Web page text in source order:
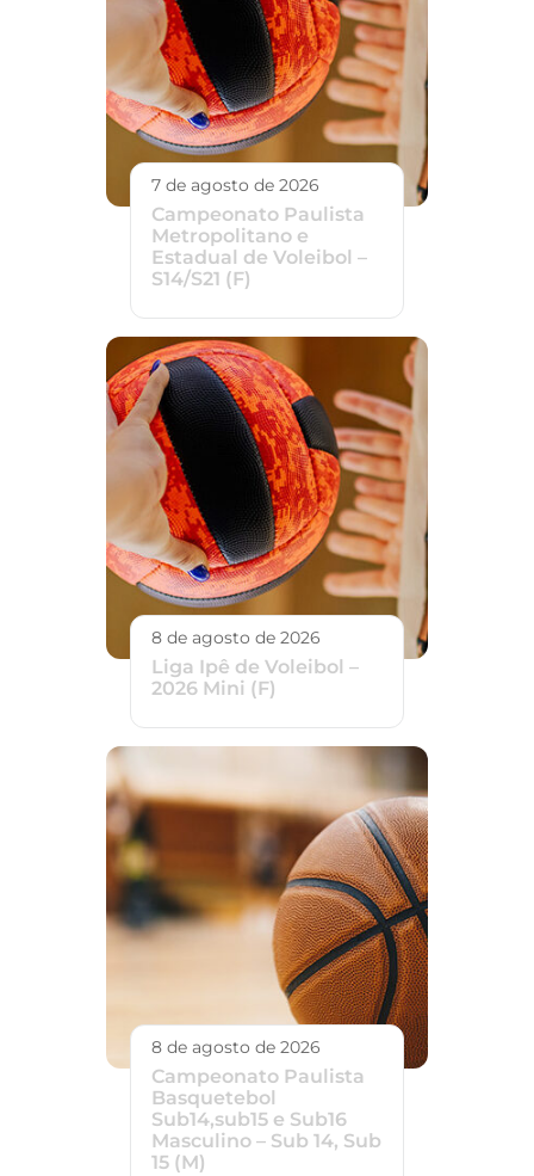
7 de agosto de 2026
Campeonato Paulista
Metropolitano e
Estadual de Voleibol –
S14/S21 (F)
8 de agosto de 2026
Liga Ipê de Voleibol –
2026 Mini (F)
8 de agosto de 2026
Campeonato Paulista
Basquetebol
Sub14,sub15 e Sub16
Masculino – Sub 14, Sub
15 (M)